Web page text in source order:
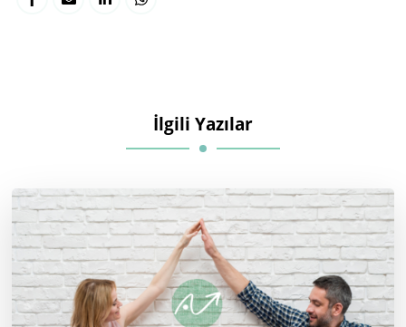
İlgili Yazılar